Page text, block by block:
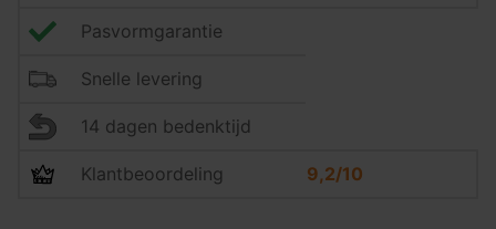
Pasvormgarantie
Snelle levering
14 dagen bedenktijd
Klantbeoordeling 9,2/10